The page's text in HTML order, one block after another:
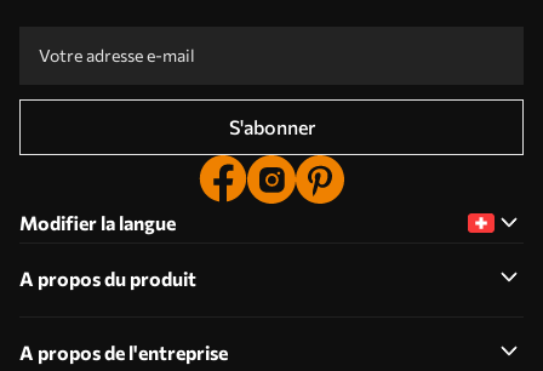
S'abonner
Modifier la langue
A propos du produit
A propos de l'entreprise